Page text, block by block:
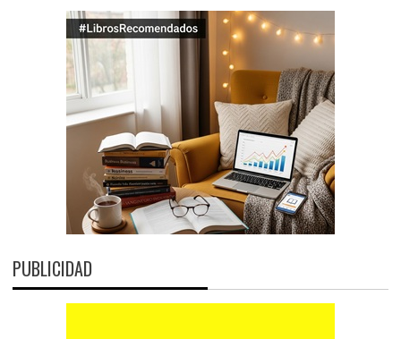
PUBLICIDAD